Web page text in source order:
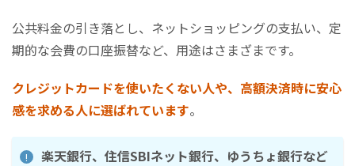
公共料金の引き落とし、ネットショッピングの支払い、定
期的な会費の口座振替など、用途はさまざまです。
クレジットカードを使いたくない人や、高額決済時に安心
感を求める人に選ばれています。
楽天銀行、住信SBIネット銀行、ゆうちょ銀行など